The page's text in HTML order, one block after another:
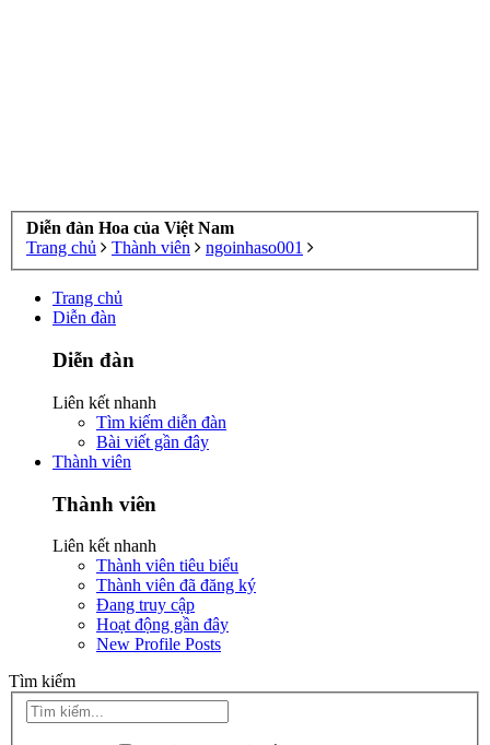
Diễn đàn Hoa của Việt Nam
Trang chủ
Thành viên ngoinhaso001
Trang chủ
Diễn đàn
Diễn đàn
Liên kết nhanh
Tìm kiếm diễn đàn
Bài viết gần đây
Thành viên
Thành viên
Liên kết nhanh
Thành viên tiêu biểu
Thành viên đã đăng ký
Đang truy cập
Hoạt động gần đây
New Profile Posts
Tìm kiếm